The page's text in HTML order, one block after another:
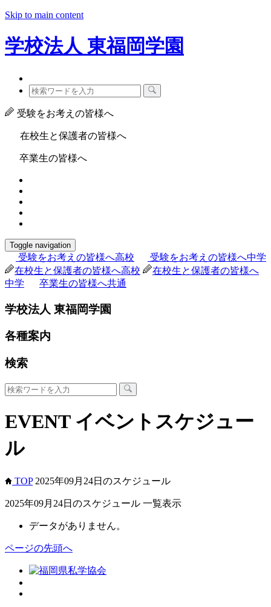
Skip to main content
学校法人 東福岡学園
受験をお考えの皆様へ
在校生と保護者の皆様へ
卒業生の皆様へ
Toggle navigation
受験をお考えの皆様へ高校 受験をお考えの皆様へ中学
在校生と保護者の皆様へ高校
在校生と保護者の皆様へ
中学
卒業生の皆様へ共通
学校法人 東福岡学園
各種案内
検索
EVENT イベントスケジュー
ル
TOP 2025年09月24日のスケジュール
2025年09月24日のスケジュール 一覧表示
データがありません。
ページの先頭へ